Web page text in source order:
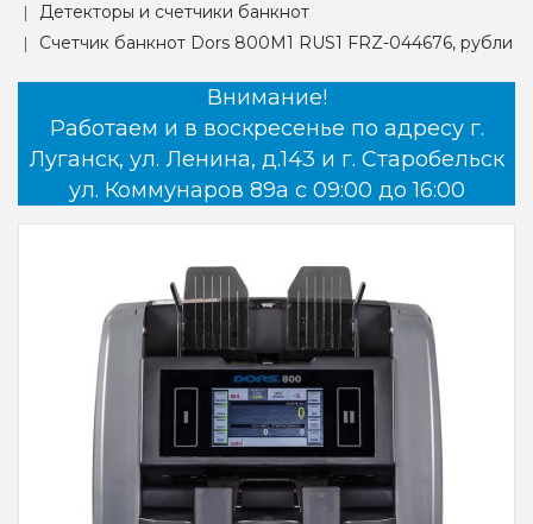
Детекторы и счетчики банкнот
Счетчик банкнот Dors 800M1 RUS1 FRZ-044676, рубли
Внимание!
Работаем и в воскресенье по адресу г.
Луганск, ул. Ленина, д.143 и г. Старобельск
ул. Коммунаров 89а с 09:00 до 16:00